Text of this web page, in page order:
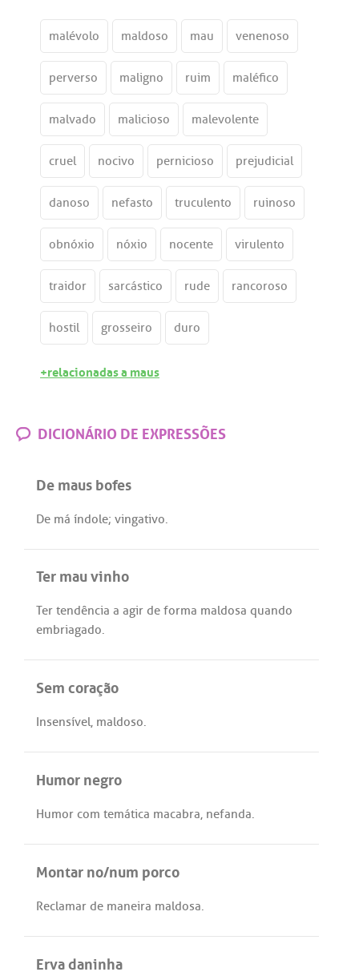
malévolo maldoso mau venenoso
perverso maligno ruim maléfico
malvado malicioso malevolente
cruel nocivo pernicioso prejudicial
danoso nefasto truculento ruinoso
obnóxio nóxio nocente virulento
traidor sarcástico rude rancoroso
hostil grosseiro duro
+relacionadas a maus
DICIONÁRIO DE EXPRESSÕES
De maus bofes
De má índole; vingativo.
Ter mau vinho
Ter tendência a agir de forma maldosa quando
embriagado.
Sem coração
Insensível, maldoso.
Humor negro
Humor com temática macabra, nefanda.
Montar no/num porco
Reclamar de maneira maldosa.
Erva daninha